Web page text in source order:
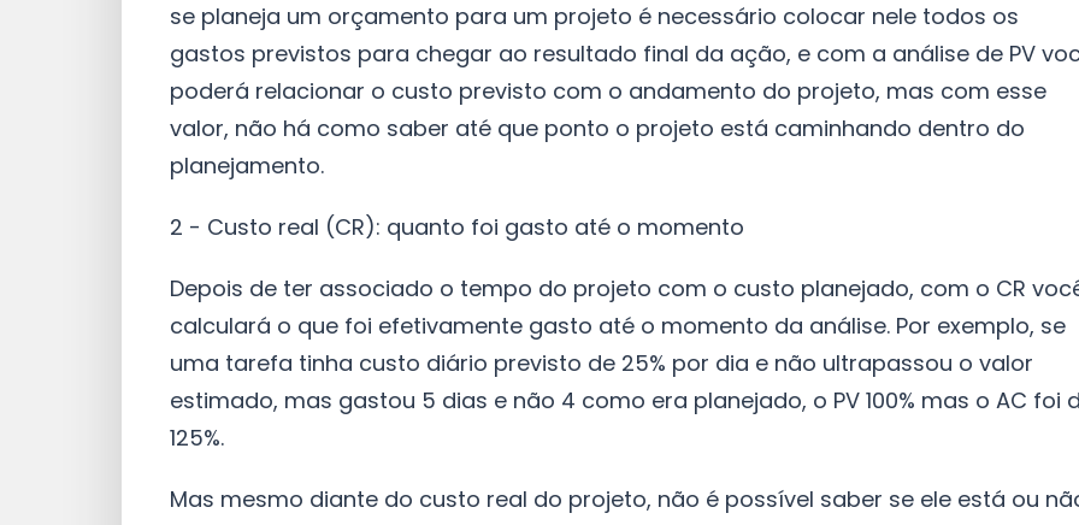
se planeja um orçamento para um projeto é necessário colocar nele todos os
gastos previstos para chegar ao resultado final da ação, e com a análise de PV
poderá relacionar o custo previsto com o andamento do projeto, mas com esse
valor, não há como saber até que ponto o projeto está caminhando dentro do
planejamento.
2 - Custo real (CR): quanto foi gasto até o momento
Depois de ter associado o tempo do projeto com o custo planejado, com o CR
calculará o que foi efetivamente gasto até o momento da análise. Por exemplo, se
uma tarefa tinha custo diário previsto de 25% por dia e não ultrapassou o valor
estimado, mas gastou 5 dias e não 4 como era planejado, o PV 100% mas o AC foi
125%.
Mas mesmo diante do custo real do projeto, não é possível saber se ele está ou